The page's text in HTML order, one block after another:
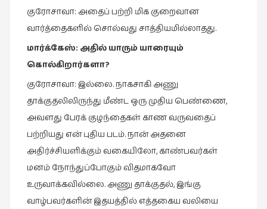
குரோசாவா: அதைப் பற்றி மிக குறைவான
வார்த்தைகளில் சொல்வது சாத்தியமில்லாதது.
மார்க்கேஸ்: அதில்யாரும்யாரையும்
கொல்கிறார்களா?
குரோசாவா: இல்லை. நாகசாகி அணு
தாக்குதலிலிருந்து மீண்ட ஒரு முதிய பெண்ணை,
அவளது பேரக் குழந்தைகள் காண வருவதைப்
பற்றியது என் புதிய படம். நான் அதனை
அதிர்ச்சியளிக்கும் வகையிலோ, காண்பவர்கள்
மனம் நோந்துப்போகும் விதமாகவோ
உருவாக்கவில்லை. அணு தாக்குதல், இங்கு
வாழ்பவர்களின் இதயத்தில் எத்தகைய வலியை